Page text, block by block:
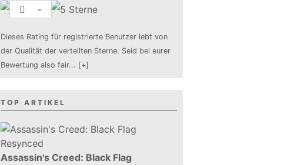
-
Dieses Rating für registrierte Benutzer lebt von
der Qualität der verteilten Sterne. Seid bei eurer
Bewertung also fair... [+]
TOP ARTIKEL
Assassin's Creed: Black Flag